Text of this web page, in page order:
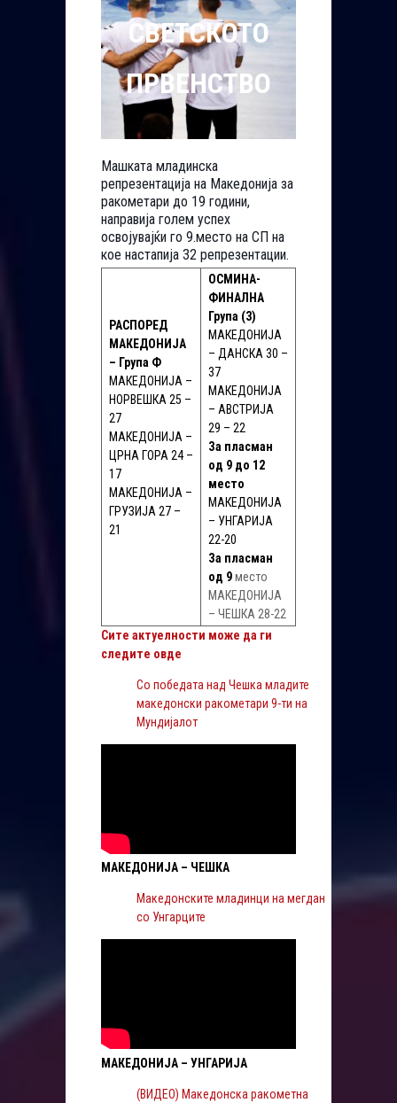
СВЕТСКОТО
ПРВЕНСТВО
Машката младинска
репрезентација на Македонија за
ракометари до 19 години,
направија голем успех
освојувајќи го 9.место на СП на
кое настапија 32 репрезентации.
РАСПОРЕД
МАКЕДОНИЈА
– Група Ф
МАКЕДОНИЈА –
НОРВЕШКА 25 –
27
МАКЕДОНИЈА –
ЦРНА ГОРА 24 –
17
МАКЕДОНИЈА –
ГРУЗИЈА 27 –
21
ОСМИНА-
ФИНАЛНА
Група (3)
МАКЕДОНИЈА
– ДАНСКА 30 –
37
МАКЕДОНИЈА
– АВСТРИЈА
29 – 22
За пласман
од 9 до 12
место
МАКЕДОНИЈА
– УНГАРИЈА
22-20
За пласман
од 9место
МАКЕДОНИЈА
– ЧЕШКА 28-22
Сите актуелности може да ги
следите овде
Со победата над Чешка младите
македонски ракометари 9-ти на
Мундијалот
МАКЕДОНИЈА – ЧЕШКА
Македонските младинци на мегдан
со Унгарците
МАКЕДОНИЈА – УНГАРИЈА
(ВИДЕО) Македонска ракометна